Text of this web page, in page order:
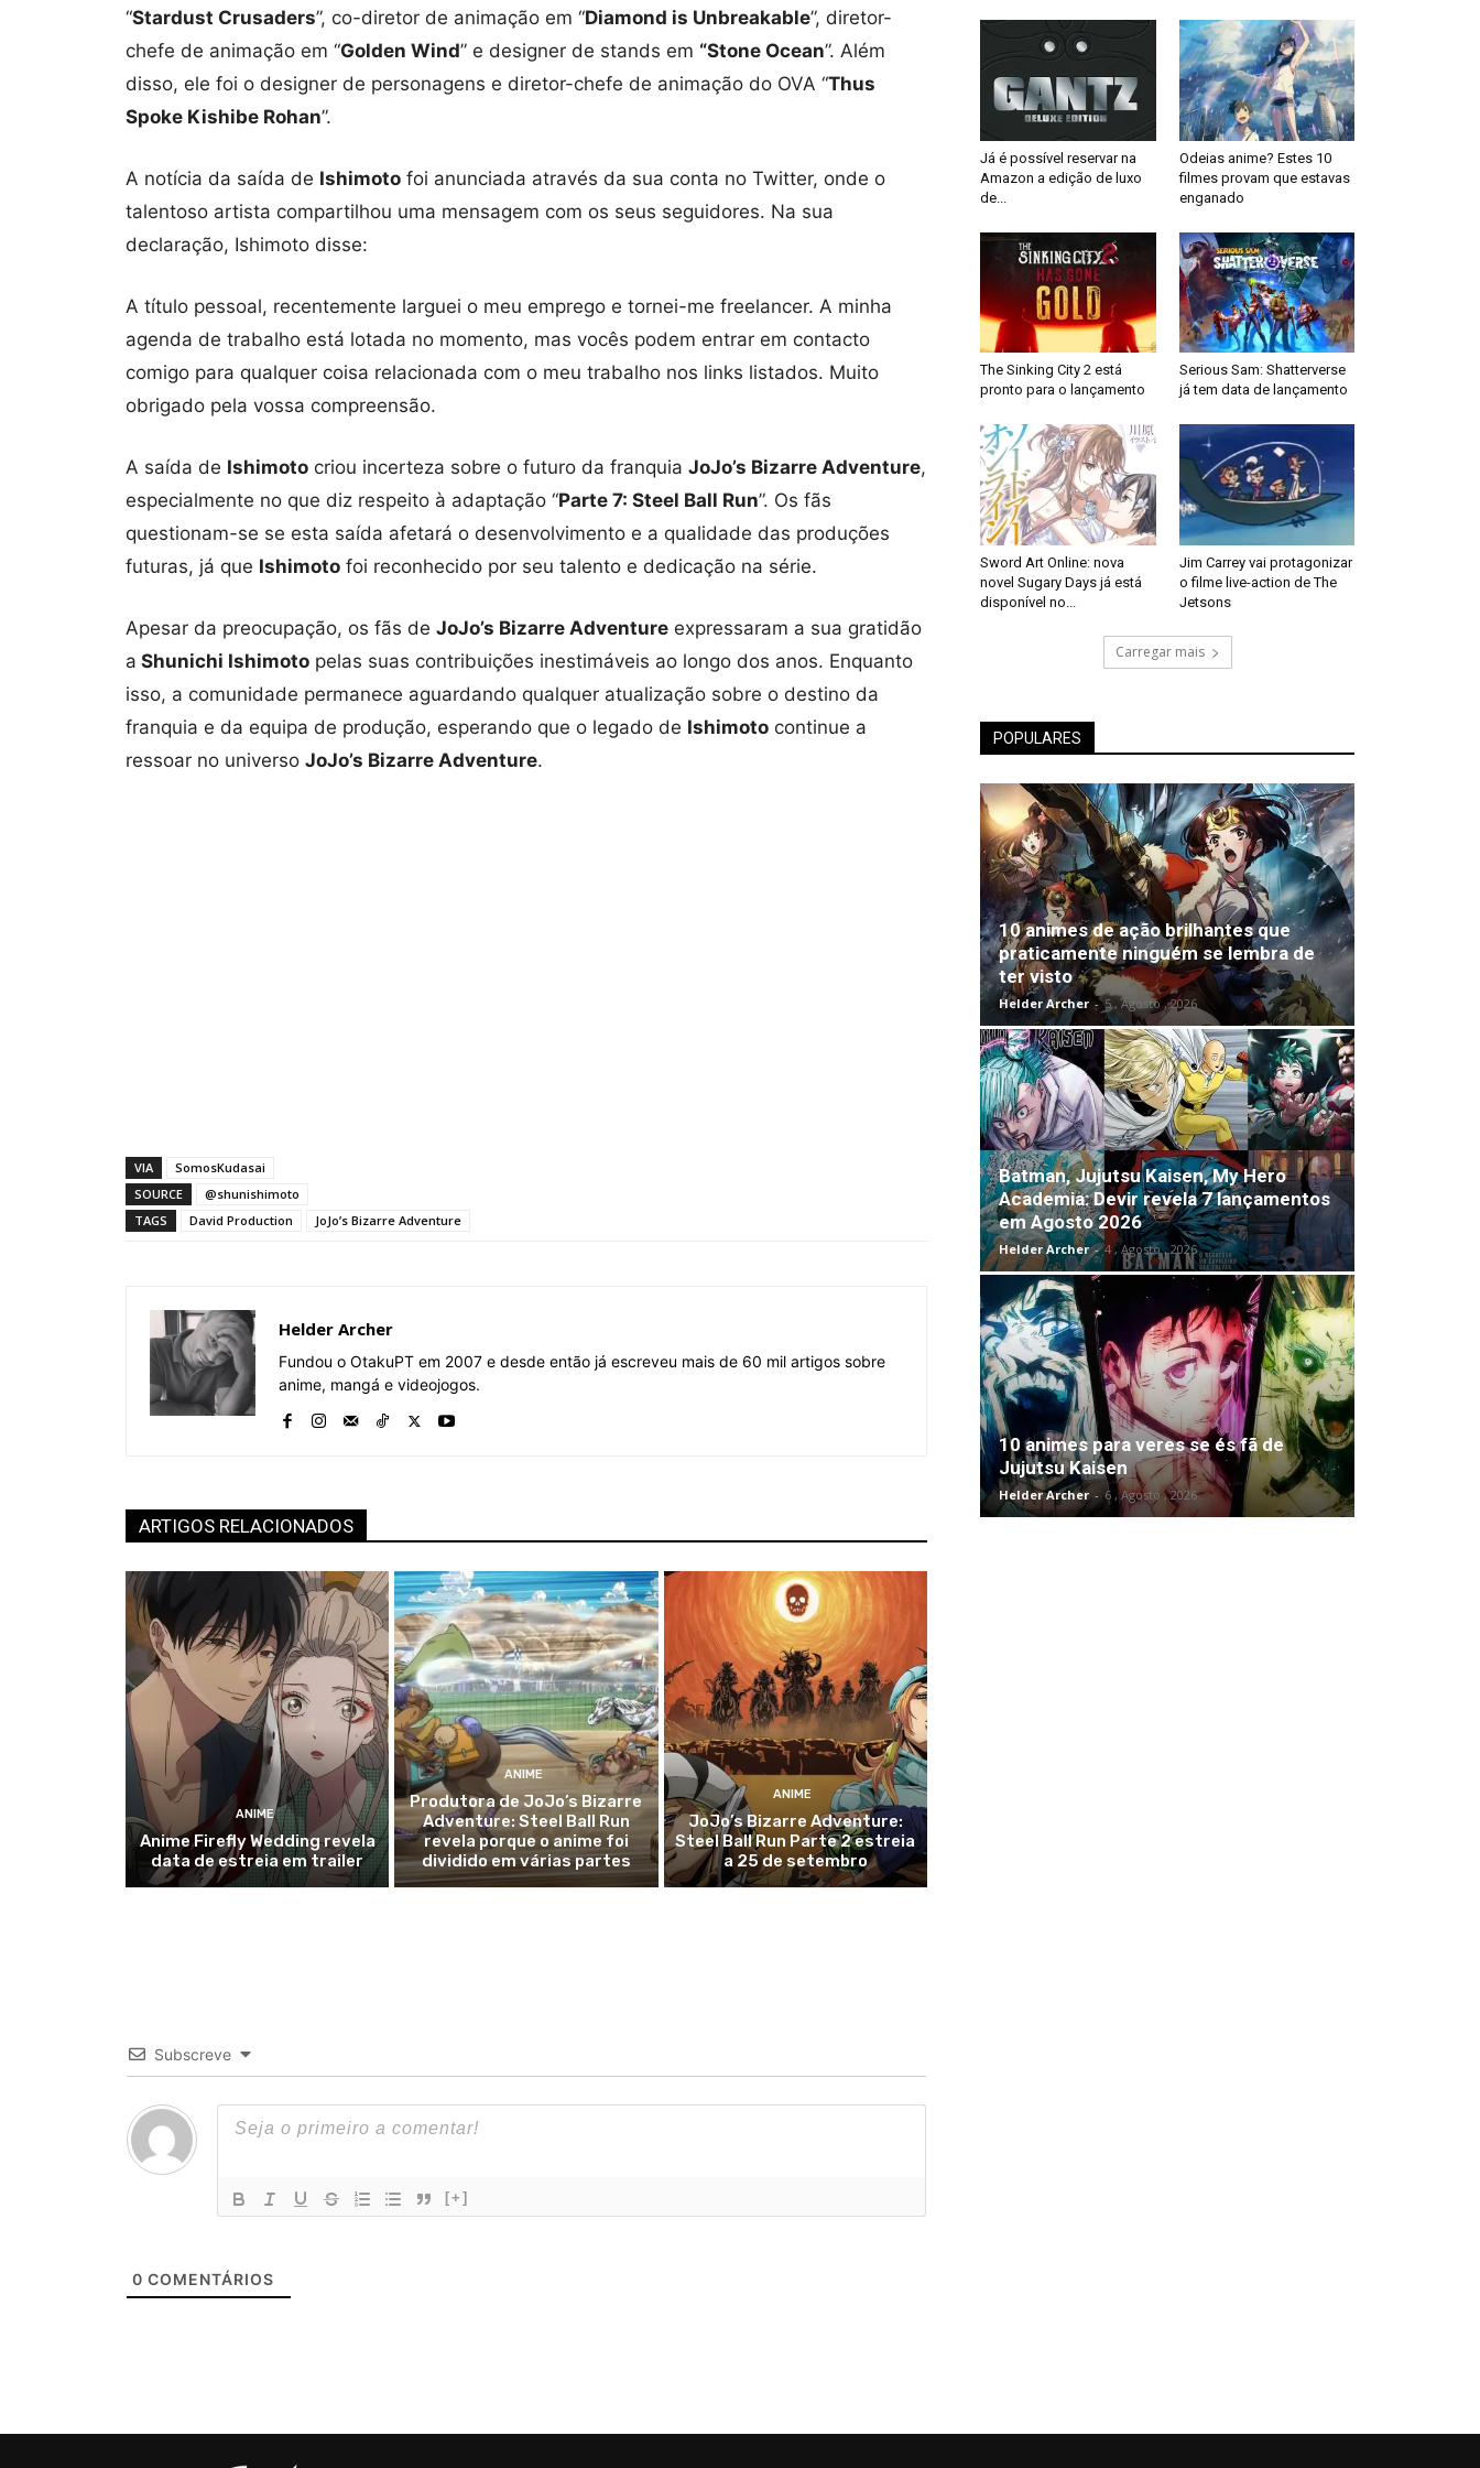
“Stardust Crusaders”, co-diretor de animação em “Diamond is Unbreakable”, diretor-
chefe de animação em “Golden Wind” e designer de stands em “Stone Ocean”. Além
disso, ele foi o designer de personagens e diretor-chefe de animação do OVA “Thus
Spoke Kishibe Rohan”.
A notícia da saída de Ishimoto foi anunciada através da sua conta no Twitter, onde o
talentoso artista compartilhou uma mensagem com os seus seguidores. Na sua
declaração, Ishimoto disse:
A título pessoal, recentemente larguei o meu emprego e tornei-me freelancer. A minha
agenda de trabalho está lotada no momento, mas vocês podem entrar em contacto
comigo para qualquer coisa relacionada com o meu trabalho nos links listados. Muito
obrigado pela vossa compreensão.
A saída de Ishimoto criou incerteza sobre o futuro da franquia JoJo’s Bizarre Adventure,
especialmente no que diz respeito à adaptação “Parte 7: Steel Ball Run”. Os fãs
questionam-se se esta saída afetará o desenvolvimento e a qualidade das produções
futuras, já que Ishimoto foi reconhecido por seu talento e dedicação na série.
Apesar da preocupação, os fãs de JoJo’s Bizarre Adventure expressaram a sua gratidão
a Shunichi Ishimoto pelas suas contribuições inestimáveis ​​ao longo dos anos. Enquanto
isso, a comunidade permanece aguardando qualquer atualização sobre o destino da
franquia e da equipa de produção, esperando que o legado de Ishimoto continue a
ressoar no universo JoJo’s Bizarre Adventure.
VIA
SomosKudasai
SOURCE
@shunishimoto
TAGS
David Production JoJo’s Bizarre Adventure
Helder Archer
Fundou o OtakuPT em 2007 e desde então já escreveu mais de 60 mil artigos sobre
anime, mangá e videojogos.
ARTIGOS RELACIONADOS
ANIME
Anime Firefly Wedding revela
data de estreia em trailer
ANIME
Produtora de JoJo’s Bizarre
Adventure: Steel Ball Run
revela porque o anime foi
dividido em várias partes
ANIME
JoJo’s Bizarre Adventure:
Steel Ball Run Parte 2 estreia
a 25 de setembro
Subscreve
[+]
0 COMENTÁRIOS
Já é possível reservar na
Amazon a edição de luxo
de...
Odeias anime? Estes 10
filmes provam que estavas
enganado
The Sinking City 2 está
pronto para o lançamento
Serious Sam: Shatterverse
já tem data de lançamento
Sword Art Online: nova
novel Sugary Days já está
disponível no...
Jim Carrey vai protagonizar
o filme live-action de The
Jetsons
Carregar mais
POPULARES
10 animes de ação brilhantes que
praticamente ninguém se lembra de
ter visto
Helder Archer - 5 , Agosto , 2026
Batman, Jujutsu Kaisen, My Hero
Academia: Devir revela 7 lançamentos
em Agosto 2026
Helder Archer - 4 , Agosto , 2026
10 animes para veres se és fã de
Jujutsu Kaisen
Helder Archer - 6 , Agosto , 2026